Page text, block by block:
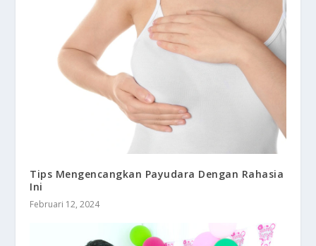
Tips Mengencangkan Payudara Dengan Rahasia
Ini
Februari 12, 2024